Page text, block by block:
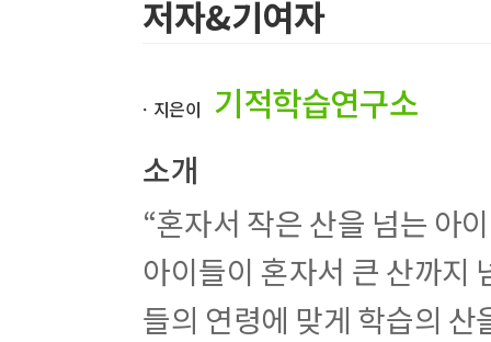
21강 4단원 종합 평가
22강 진분수의 덧셈과 뺄셈
24강 분수의 받아올림
25강 분수의 받아내림
26강 자연수와 분수의 뺄셈
27강 대분수와 가분수의 덧셈과 뺄셈
28강 5단원 종합 평가
※ (별책) 정답과 풀이
저자&기여자
ㆍ지은이 기적학습연구소
소개
“혼자서 작은 산을 넘는 아
아이들이 혼자서 큰 산까지
들의 연령에 맞게 학습의